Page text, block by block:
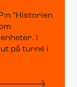
”Historien
I
på turné i